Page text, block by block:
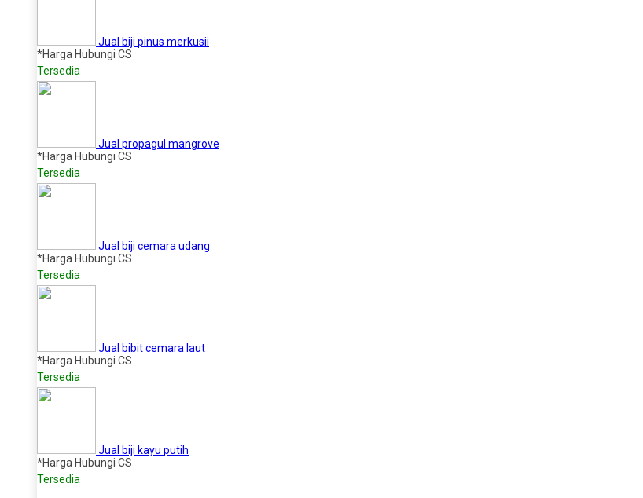
Jual biji pinus merkusii
*Harga Hubungi CS
Tersedia
Jual propagul mangrove
*Harga Hubungi CS
Tersedia
Jual biji cemara udang
*Harga Hubungi CS
Tersedia
Jual bibit cemara laut
*Harga Hubungi CS
Tersedia
Jual biji kayu putih
*Harga Hubungi CS
Tersedia